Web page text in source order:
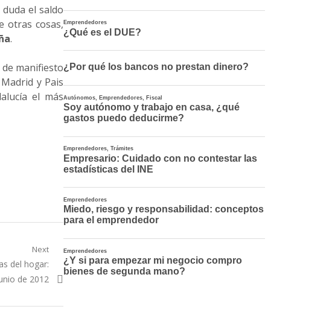
el saldo
otras cosas,
.
manifiesto
y Pais
el más
Next
del hogar:
de 2012